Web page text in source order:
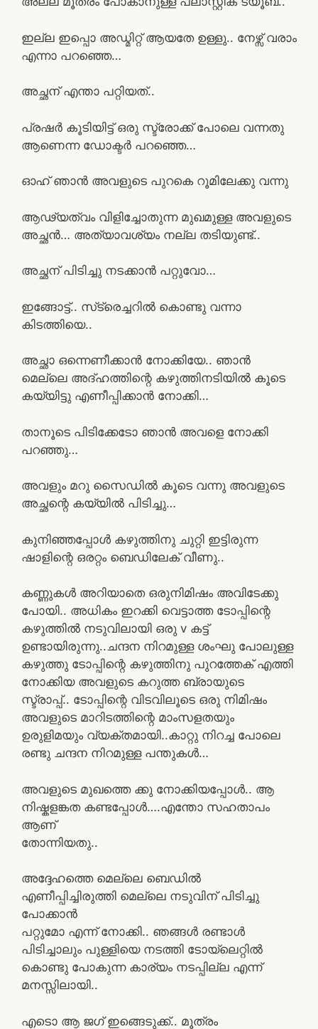
ഇല്ല ഇപ്പൊ അഡ്മിറ്റ്‌ ആയതേ ഉള്ളു.. നേഴ്സ് വരാം
എന്നാ പറഞ്ഞെ…
അച്ഛന് എന്താ പറ്റിയത്..
പ്രഷർ കൂടിയിട്ട് ഒരു സ്ട്രോക്ക് പോലെ വന്നതു
ആണെന്ന ഡോക്ടർ പറഞ്ഞെ…
ഓഹ് ഞാൻ അവളുടെ പുറകെ റൂമിലേക്കു വന്നു
ആഢ്യത്വം വിളിച്ചോതുന്ന മുഖമുള്ള അവളുടെ
അച്ഛൻ… അത്യാവശ്യം നല്ല തടിയുണ്ട്..
അച്ഛന് പിടിച്ചു നടക്കാൻ പറ്റുവോ…
ഇങ്ങോട്ട്.. സ്‌ട്രെച്ചറിൽ കൊണ്ടു വന്നാ
കിടത്തിയെ..
അച്ഛാ ഒന്നെണീക്കാൻ നോക്കിയേ.. ഞാൻ
മെല്ലെ അദ്‌ഹത്തിന്റെ കഴുത്തിനടിയിൽ കൂടെ
കയ്യിട്ടു എണീപ്പിക്കാൻ നോക്കി…
താനൂടെ പിടിക്കേടോ ഞാൻ അവളെ നോക്കി
പറഞ്ഞു…
അവളും മറു സൈഡിൽ കൂടെ വന്നു അവളുടെ
അച്ഛന്റെ കയ്യിൽ പിടിച്ചു…
കുനിഞ്ഞപ്പോൾ കഴുത്തിനു ചുറ്റി ഇട്ടിരുന്ന
ഷാളിന്റെ ഒരറ്റം ബെഡിലേക് വീണു..
കണ്ണുകൾ അറിയാതെ ഒരുനിമിഷം അവിടേക്കു
പോയി.. അധികം ഇറക്കി വെട്ടാത്ത ടോപ്പിന്റെ
കഴുത്തിൽ നടുവിലായി ഒരു v കട്ട്‌
ഉണ്ടായിരുന്നു..ചന്ദന നിറമുള്ള ശംഘു പോലുള്ള
കഴുത്തു ടോപ്പിന്റെ കഴുത്തിനു പുറത്തേക് എത്തി
നോക്കിയ അവളുടെ കറുത്ത ബ്രായുടെ
സ്ട്രാപ്പ്.. ടോപ്പിന്റെ വിടവിലൂടെ ഒരു നിമിഷം
അവളുടെ മാറിടത്തിന്റെ മാംസളതയും
ഉരുളിമയും വ്യക്തമായി..കാറ്റു നിറച്ച പോലെ
രണ്ടു ചന്ദന നിറമുള്ള പന്തുകൾ…
അവളുടെ മുഖത്തെ ക്കു നോക്കിയപ്പോൾ.. ആ
നിഷ്കളങ്കത കണ്ടപ്പോൾ….എന്തോ സഹതാപം
ആണ്‌
തോന്നിയതു..
അദ്ദേഹത്തെ മെല്ലെ ബെഡിൽ
എണീപ്പിച്ചിരുത്തി മെല്ലെ നടുവിന് പിടിച്ചു
പോക്കാൻ
പറ്റുമോ എന്ന് നോക്കി.. ഞങ്ങൾ രണ്ടാൾ
പിടിച്ചാലും പുള്ളിയെ നടത്തി ടോയ്‌ലെറ്റിൽ
കൊണ്ടു പോകുന്ന കാര്യം നടപ്പില്ല എന്ന്
മനസ്സിലായി..
എടൊ ആ ജഗ് ഇങ്ങെടുക്ക്.. മൂത്രം